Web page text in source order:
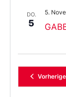
DO.
5
5.
Vorherige